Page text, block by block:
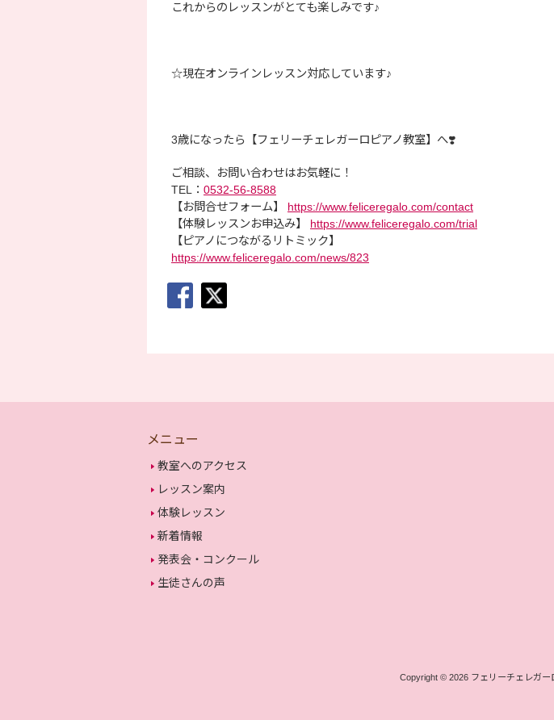
これからのレッスンがとても楽しみです♪
☆現在オンラインレッスン対応しています♪
3歳になったら【フェリーチェレガーロピアノ教室】へ❣️
ご相談、お問い合わせはお気軽に！
TEL： 0532-56-8588
【お問合せフォーム】 https://www.feliceregalo.com/contact
【体験レッスンお申込み】 https://www.feliceregalo.com/trial
【ピアノにつながるリトミック】
https://www.feliceregalo.com/news/823
メニュー
教室へのアクセス
レッスン案内
体験レッスン
新着情報
発表会・コンクール
生徒さんの声
Copyright © 2026 フェリーチェレガー